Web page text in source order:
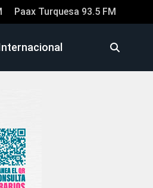
Paax Turquesa 93.5 FM